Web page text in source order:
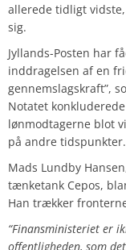
allerede tidligt
sig.
Jyllands-Posten har
inddragelsen af en
gennemslagskraft”,
Notatet
lønmodtagerne blot
på andre tidspunkter.
Mads Lundby
tænketank Cepos,
Han trækker
“Finansministeriet er
offentligheden, som